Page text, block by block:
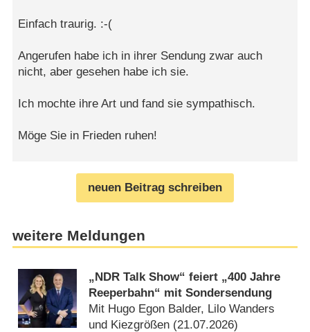
Einfach traurig. :-(
Angerufen habe ich in ihrer Sendung zwar auch
nicht, aber gesehen habe ich sie.
Ich mochte ihre Art und fand sie sympathisch.
Möge Sie in Frieden ruhen!
neuen Beitrag schreiben
weitere Meldungen
„NDR Talk Show“ feiert „400 Jahre
Reeperbahn“ mit Sondersendung
Mit Hugo Egon Balder, Lilo Wanders
und Kiezgrößen (21.07.2026)